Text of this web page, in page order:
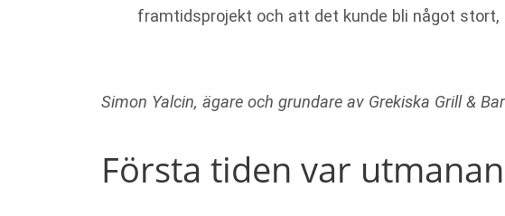
framtidsprojekt och att det kunde bli något stort,
Simon Yalcin, ägare och grundare av Grekiska Grill & Bar
Första tiden var